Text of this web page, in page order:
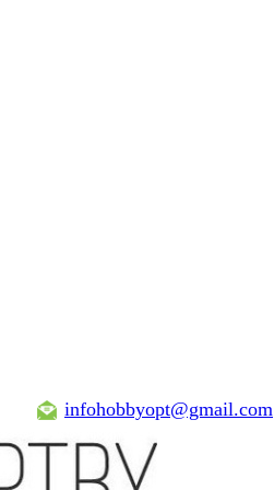
infohobbyopt@gmail.com